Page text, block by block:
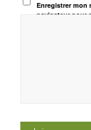
Enregistrer mon
navigateur pour